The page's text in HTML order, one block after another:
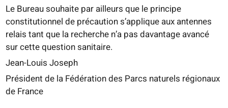
Le Bureau souhaite par ailleurs que le principe
constitutionnel de précaution s’applique aux antennes
relais tant que la recherche n’a pas davantage avancé
sur cette question sanitaire.
Jean-Louis Joseph
Président de la Fédération des Parcs naturels régionaux
de France